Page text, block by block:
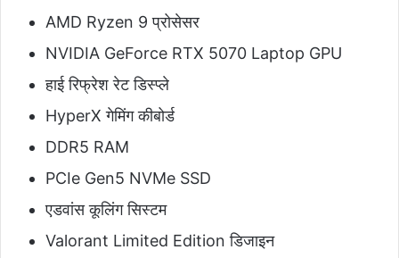
AMD Ryzen 9 प्रोसेसर
NVIDIA GeForce RTX 5070 Laptop GPU
हाई रिफ्रेश रेट डिस्प्ले
HyperX गेमिंग कीबोर्ड
DDR5 RAM
PCIe Gen5 NVMe SSD
एडवांस कूलिंग सिस्टम
Valorant Limited Edition डिजाइन